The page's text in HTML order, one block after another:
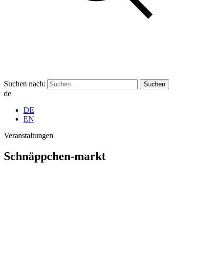
Suchen nach:
de
DE
EN
Veranstaltungen
Schnäppchen-markt